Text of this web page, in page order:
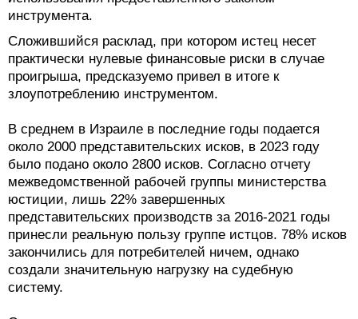
инструмента.
Сложившийся расклад, при котором истец несет
практически нулевые финансовые риски в случае
проигрыша, предсказуемо привел в итоге к
злоупотреблению инструментом.
В среднем в Израиле в последние годы подается
около 2000 представительских исков, в 2023 году
было подано около 2800 исков. Согласно отчету
межведомственной рабочей группы министерства
юстиции, лишь 22% завершенных
представительских производств за 2016-2021 годы
принесли реальную пользу группе истцов. 78% исков
закончились для потребителей ничем, однако
создали значительную нагрузку на судебную
систему.